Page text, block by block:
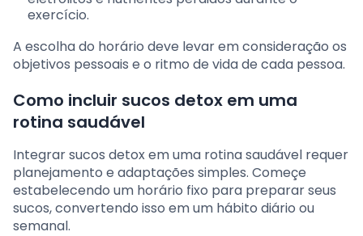
exercício.
A escolha do horário deve levar em consideração os
objetivos pessoais e o ritmo de vida de cada pessoa.
Como incluir sucos detox em uma
rotina saudável
Integrar sucos detox em uma rotina saudável requer
planejamento e adaptações simples. Começe
estabelecendo um horário fixo para preparar seus
sucos, convertendo isso em um hábito diário ou
semanal.